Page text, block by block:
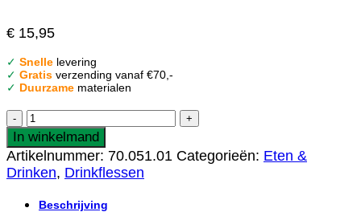
€ 15,95
✓ Snelle levering
✓ Gratis verzending vanaf €70,-
✓ Duurzame materialen
Mushie
Drinkbeker
met
Rietje
Natural
aantal
In winkelmand
Artikelnummer: 70.051.01 Categorieën: Eten &
Drinken, Drinkflessen
Beschrijving